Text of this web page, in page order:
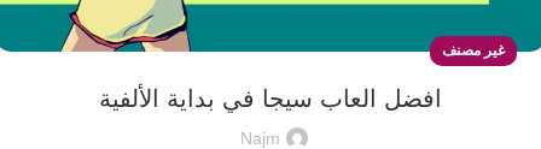
غير مصنف
افضل العاب سيجا في بداية الألفية
Najm